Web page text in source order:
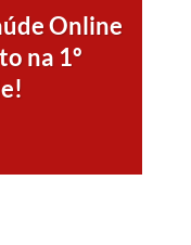
Online
na 1º